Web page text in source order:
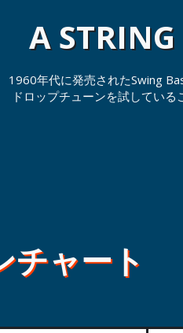
A STRING
1960年代に発売されたSwing
ドロップチューンを試してい
チャート